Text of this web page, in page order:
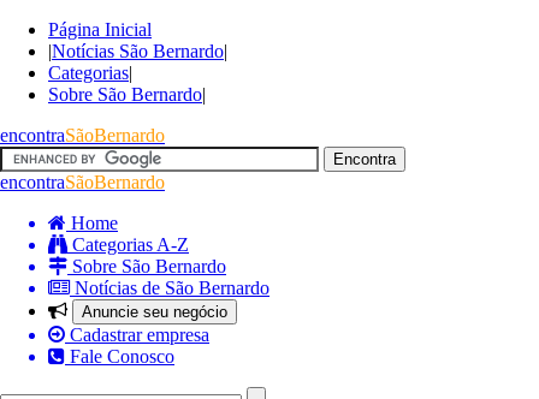
Página Inicial
|Notícias São Bernardo|
Categorias|
Sobre São Bernardo|
encontraSãoBernardo
encontraSãoBernardo
Home
Categorias A-Z
Sobre São Bernardo
Notícias de São Bernardo
Anuncie seu negócio
Cadastrar empresa
Fale Conosco